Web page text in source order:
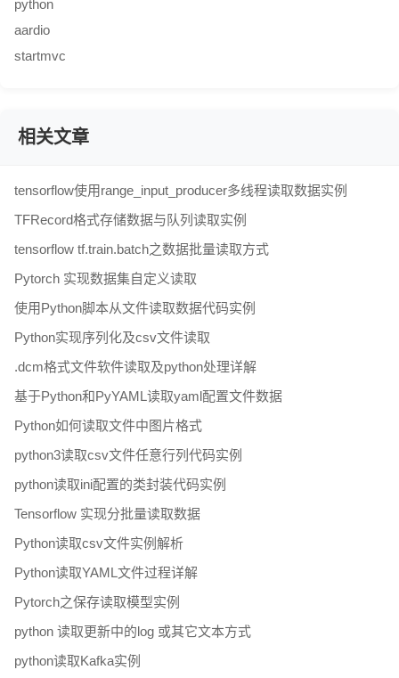
python
aardio
startmvc
相关文章
tensorflow使用range_input_producer多线程读取数据实例
TFRecord格式存储数据与队列读取实例
tensorflow tf.train.batch之数据批量读取方式
Pytorch 实现数据集自定义读取
使用Python脚本从文件读取数据代码实例
Python实现序列化及csv文件读取
.dcm格式文件软件读取及python处理详解
基于Python和PyYAML读取yaml配置文件数据
Python如何读取文件中图片格式
python3读取csv文件任意行列代码实例
python读取ini配置的类封装代码实例
Tensorflow 实现分批量读取数据
Python读取csv文件实例解析
Python读取YAML文件过程详解
Pytorch之保存读取模型实例
python 读取更新中的log 或其它文本方式
python读取Kafka实例